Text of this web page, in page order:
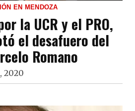
EN MENDOZA
la UCR y el PRO,
el desafuero del
Romano
2020